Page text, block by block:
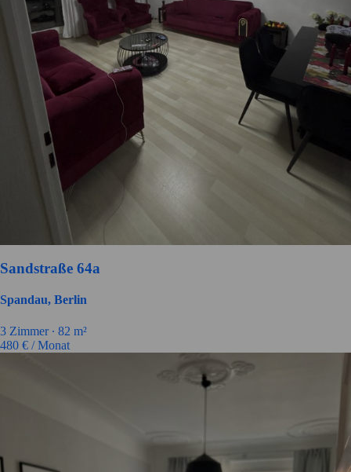
Sandstraße 64a
Spandau, Berlin
3 Zimmer ∙ 82 m²
480 € / Monat